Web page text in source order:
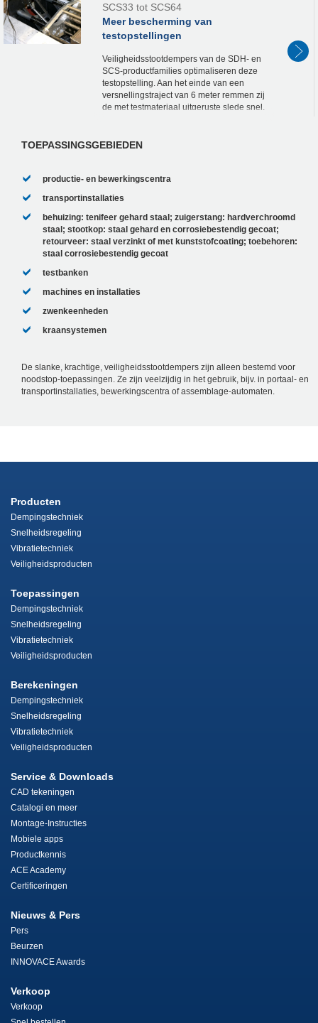
SCS33 tot SCS64
Meer bescherming van
testopstellingen
Veiligheidsstootdempers van de SDH- en
SCS-productfamilies optimaliseren deze
testopstelling. Aan het einde van een
versnellingstraject van 6 meter remmen zij
de met testmateriaal uitgeruste slede snel,
TOEPASSINGSGEBIEDEN
productie- en bewerkingscentra
transportinstallaties
behuizing: tenifeer gehard staal; zuigerstang: hardverchroomd
staal; stootkop: staal gehard en corrosiebestendig gecoat;
retourveer: staal verzinkt of met kunststofcoating; toebehoren:
staal corrosiebestendig gecoat
testbanken
machines en installaties
zwenkeenheden
kraansystemen
De slanke, krachtige, veiligheidsstootdempers zijn alleen bestemd voor
noodstop-toepassingen. Ze zijn veelzijdig in het gebruik, bijv. in portaal- en
transportinstallaties, bewerkingscentra of assemblage-automaten.
Producten
Dempingstechniek
Snelheidsregeling
Vibratietechniek
Veiligheidsproducten
Toepassingen
Dempingstechniek
Snelheidsregeling
Vibratietechniek
Veiligheidsproducten
Berekeningen
Dempingstechniek
Snelheidsregeling
Vibratietechniek
Veiligheidsproducten
Service & Downloads
CAD tekeningen
Catalogi en meer
Montage-Instructies
Mobiele apps
Productkennis
ACE Academy
Certificeringen
Nieuws & Pers
Pers
Beurzen
INNOVACE Awards
Verkoop
Verkoop